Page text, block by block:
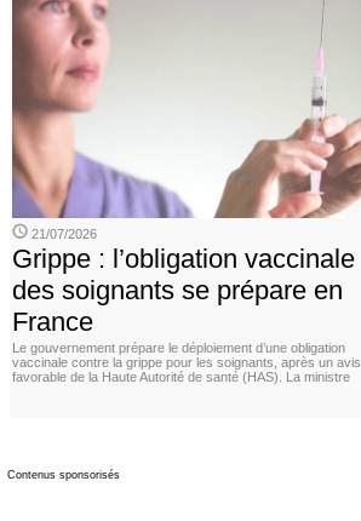
21/07/2026
Grippe : l’obligation vaccinale
des soignants se prépare en
France
Le gouvernement prépare le déploiement d’une obligation
vaccinale contre la grippe pour les soignants, après un avis
favorable de la Haute Autorité de santé (HAS). La ministre
Contenus sponsorisés